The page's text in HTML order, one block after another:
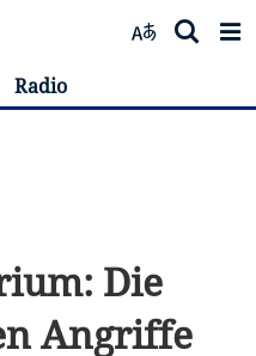
Radio
Die
Angriffe